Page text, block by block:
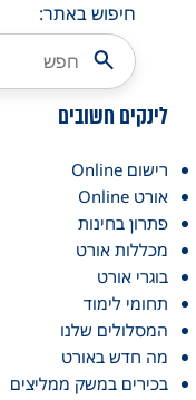
חיפוש באתר:
לינקים חשובים
רישום Online
אורט Online
פתרון בחינות
מכללות אורט
בוגרי אורט
תחומי לימוד
המסלולים שלנו
מה חדש באורט
בכירים במשק ממליצים